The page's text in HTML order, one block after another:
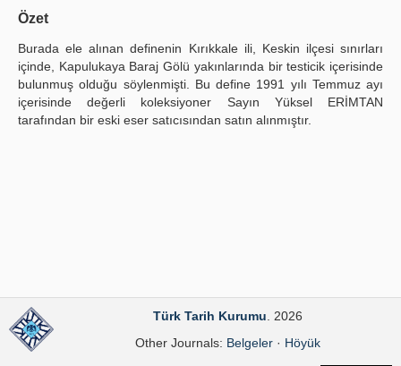
Guidelines
Contact Us
Özet
Burada ele alınan definenin Kırıkkale ili, Keskin ilçesi sınırları
içinde, Kapulukaya Baraj Gölü yakınlarında bir testicik içerisinde
bulunmuş olduğu söylenmişti. Bu define 1991 yılı Temmuz ayı
içerisinde değerli koleksiyoner Sayın Yüksel ERİMTAN
tarafından bir eski eser satıcısından satın alınmıştır.
Türk Tarih Kurumu . 2026
Other Journals: Belgeler· Höyük